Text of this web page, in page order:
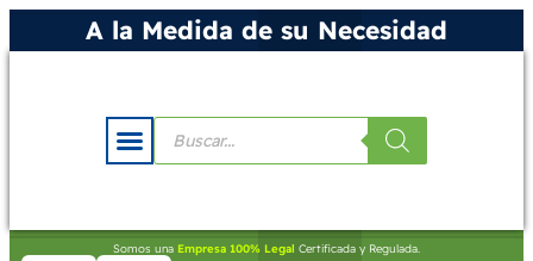
A la Medida de su Necesidad
Somos una Empresa 100% Legal Certificada y Regulada.